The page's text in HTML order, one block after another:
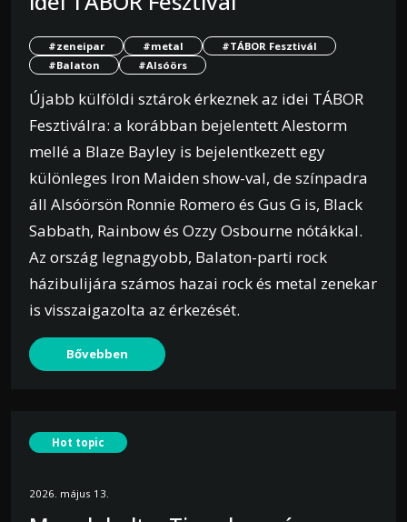
#zeneipar #metal
#TÁBOR Fesztivál
#Balaton
#Alsóörs
Újabb külföldi sztárok érkeznek az idei TÁBOR
Fesztiválra: a korábban bejelentett Alestorm
mellé a Blaze Bayley is bejelentkezett egy
különleges Iron Maiden show-val, de színpadra
áll Alsóörsön Ronnie Romero és Gus G is, Black
Sabbath, Rainbow és Ozzy Osbourne nótákkal.
Az ország legnagyobb, Balaton-parti rock
házibulijára számos hazai rock és metal zenekar
is visszaigazolta az érkezését.
Bővebben
Hot topic
2026. május 13.